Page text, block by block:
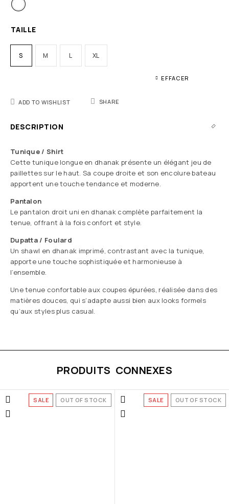
TAILLE
S M L XL
EFFACER
ADD TO WISHLIST SHARE
DESCRIPTION
Tunique / Shirt
Cette tunique longue en dhanak présente un élégant jeu de
paillettes sur le haut. Sa coupe droite et son encolure bateau
apportent une touche tendance et moderne.
Pantalon
Le pantalon droit uni en dhanak complète parfaitement la
tenue, offrant à la fois confort et style.
Dupatta / Foulard
Un shawl en dhanak imprimé, contrastant avec la tunique,
apporte une touche sophistiquée et harmonieuse à
l’ensemble.
Une tenue confortable aux coupes épurées, réalisée dans des
matières douces, qui s’adapte aussi bien aux looks formels
qu’aux styles plus casual.
PRODUITS CONNEXES
SALE OUT OF STOCK SALE OUT OF STOCK